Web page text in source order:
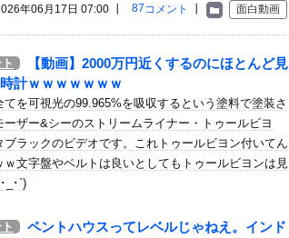
決定を批判 → 記者「中道改革...
ナの民間人を追い回して爆発…ゼレンス...
しくディスクアッパーさん達から落胆の...
まうｗｗｗｗｗｗｗｗｗｗｗｗｗｗｗ
若者なんなん？」
面白動画
87コメント
年06月17日 07:00 ┃
【動画】2000万円近くするのにほとんど見
計ｗｗｗｗｗｗｗ
てを可視光の99.965%を吸収するという塗料で塗装さ
ーザー&シーのストリームライナー・トゥールビヨ
ブラックのビデオです。これトゥールビヨン付いてん
ｗ文字盤やベルトは良いとしてもトゥールビヨンは見
_･`)
ペントハウスってレベルじゃねえ。インド